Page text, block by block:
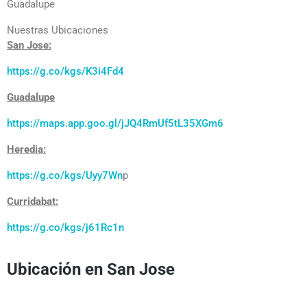
Guadalupe
Nuestras Ubicaciones
San Jose:
https://g.co/kgs/K3i4Fd4
Guadalupe
https://maps.app.goo.gl/jJQ4RmUf5tL35XGm6
Heredia:
https://g.co/kgs/Uyy7Wnp
Curridabat:
https://g.co/kgs/j61Rc1n
Ubicación en San Jose